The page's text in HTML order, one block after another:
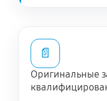
📄
Оригинальные